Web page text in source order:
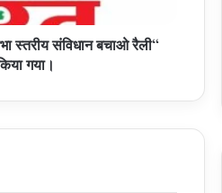
स्तरीय संविधान बचाओ रैली"
गया।